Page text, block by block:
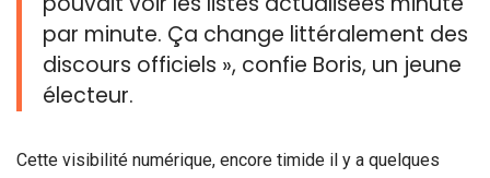
par minute. Ça change littéralement des
discours officiels », confie Boris, un jeune
électeur.
Cette visibilité numérique, encore timide il y a quelques